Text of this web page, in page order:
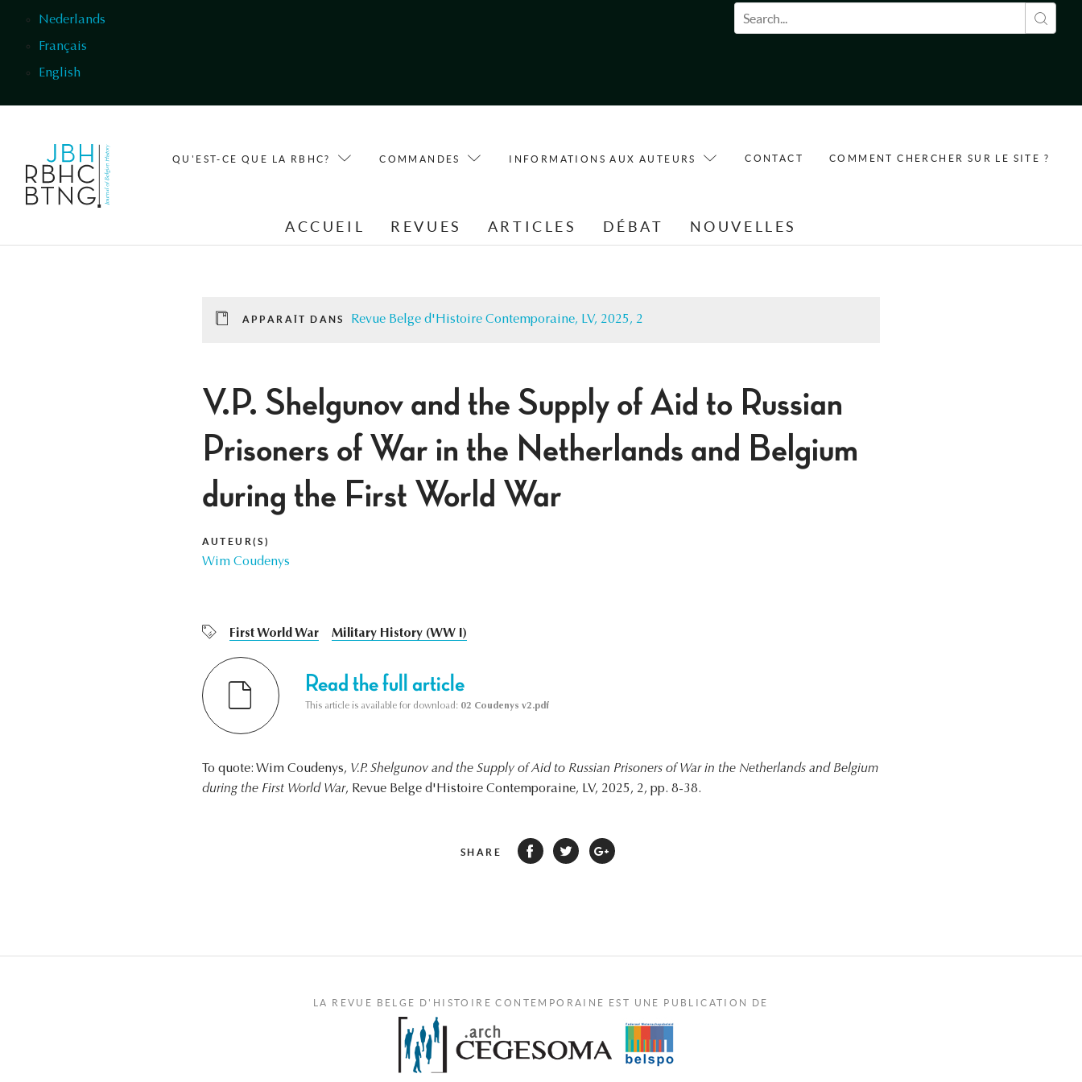
Nederlands
Français
English
Formulaire de recherche
QU'EST-CE QUE LA RBHC? COMMANDES INFORMATIONS AUX AUTEURS CONTACT COMMENT CHERCHER SUR LE SITE ?
ACCUEIL REVUES ARTICLES DÉBAT NOUVELLES
APPARAÎT DANS Revue Belge d'Histoire Contemporaine, LV, 2025, 2
V.P. Shelgunov and the Supply of Aid to Russian
Prisoners of War in the Netherlands and Belgium
during the First World War
AUTEUR(S)
Wim Coudenys
First World War Military History (WW I)
Read the full article
This article is available for download: 02 Coudenys v2.pdf
To quote: Wim Coudenys, V.P. Shelgunov and the Supply of Aid to Russian Prisoners of War in the Netherlands and Belgium
during the First World War, Revue Belge d'Histoire Contemporaine, LV, 2025, 2, pp. 8-38.
SHARE
LA REVUE BELGE D'HISTOIRE CONTEMPORAINE EST UNE PUBLICATION DE